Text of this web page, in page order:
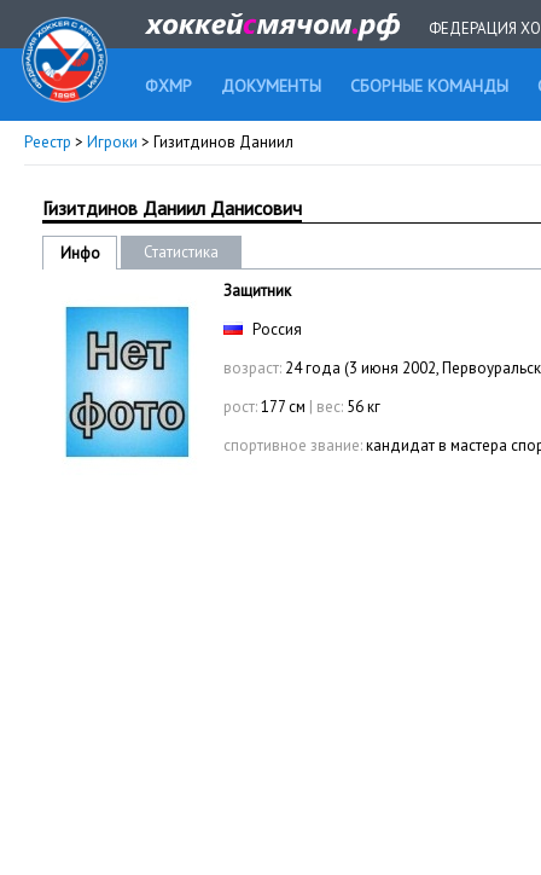
ФЕДЕРАЦИЯ
ФХМР ДОКУМЕНТЫ СБОРНЫЕ КОМАНДЫ
Реестр > Игроки > Гизитдинов Даниил
Гизитдинов Даниил Данисович
Инфо
Статистика
Защитник
Россия
возраст: 24 года (3 июня 2002,
рост:177 см | вес: 56 кг
спортивное звание:кандидат в мастера